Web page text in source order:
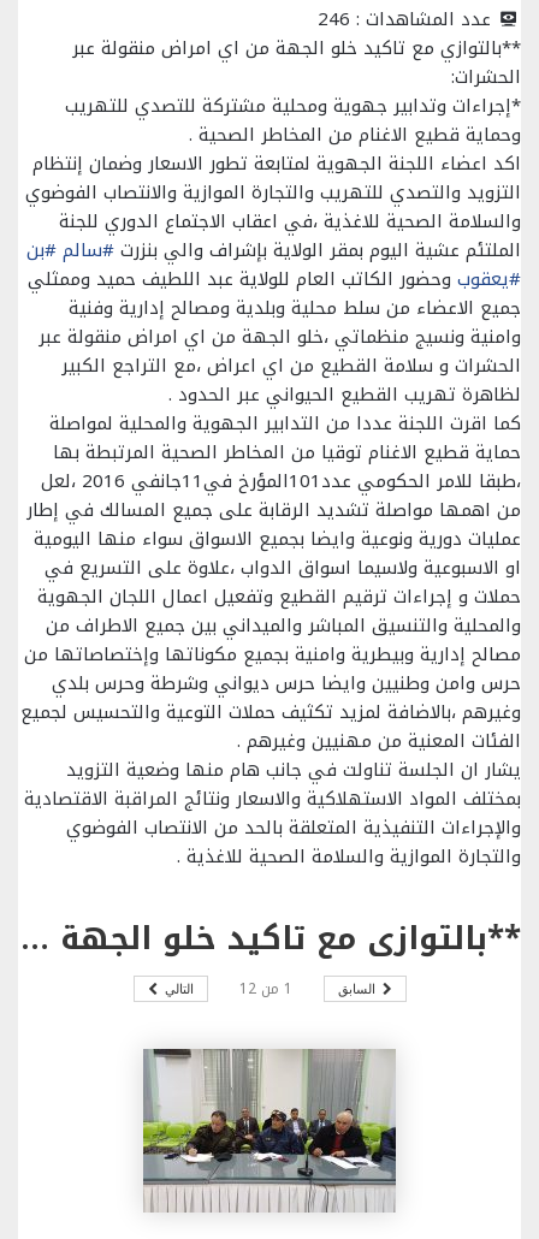
عدد المشاهدات : 246
**بالتوازي مع تاكيد خلو الجهة من اي امراض منقولة عبر
الحشرات:
*إجراءات وتدابير جهوية ومحلية مشتركة للتصدي للتهريب
وحماية قطيع الاغنام من المخاطر الصحية .
اكد اعضاء اللجنة الجهوية لمتابعة تطور الاسعار وضمان إنتظام
التزويد والتصدي للتهريب والتجارة الموازية والانتصاب الفوضوي
والسلامة الصحية للاغذية ،في اعقاب الاجتماع الدوري للجنة
الملتئم عشية اليوم بمقر الولاية بإشراف والي بنزرت#سالم#بن
#يعقوب وحضور الكاتب العام للولاية عبد اللطيف حميد وممثلي
جميع الاعضاء من سلط محلية وبلدية ومصالح إدارية وفنية
وامنية ونسيج منظماتي ،خلو الجهة من اي امراض منقولة عبر
الحشرات و سلامة القطيع من اي اعراض ،مع التراجع الكبير
لظاهرة تهريب القطيع الحيواني عبر الحدود .
كما اقرت اللجنة عددا من التدابير الجهوية والمحلية لمواصلة
حماية قطيع الاغنام توقيا من المخاطر الصحية المرتبطة بها
،طبقا للامر الحكومي عدد101المؤرخ في11جانفي 2016 ،لعل
من اهمها مواصلة تشديد الرقابة على جميع المسالك في إطار
عمليات دورية ونوعية وايضا بجميع الاسواق سواء منها اليومية
او الاسبوعية ولاسيما اسواق الدواب ،علاوة على التسريع في
حملات و إجراءات ترقيم القطيع وتفعيل اعمال اللجان الجهوية
والمحلية والتنسيق المباشر والميداني بين جميع الاطراف من
مصالح إدارية وبيطرية وامنية بجميع مكوناتها وإختصاصاتها من
حرس وامن وطنيين وايضا حرس ديواني وشرطة وحرس بلدي
وغيرهم ،بالاضافة لمزيد تكثيف حملات التوعية والتحسيس لجميع
الفئات المعنية من مهنيين وغيرهم .
يشار ان الجلسة تناولت في جانب هام منها وضعية التزويد
بمختلف المواد الاستهلاكية والاسعار ونتائج المراقبة الاقتصادية
والإجراءات التنفيذية المتعلقة بالحد من الانتصاب الفوضوي
والتجارة الموازية والسلامة الصحية للاغذية .
**بالتوازي مع تاكيد خلو الجهة من اي امراض منقولة عبر الحشرات: *إجراءات وتدابير جهوية ومحلية مشتركة للتصدي للتهريب وحماية قطيع الاغنام من المخاطر الصحية .
السابق 1 من12 التالي